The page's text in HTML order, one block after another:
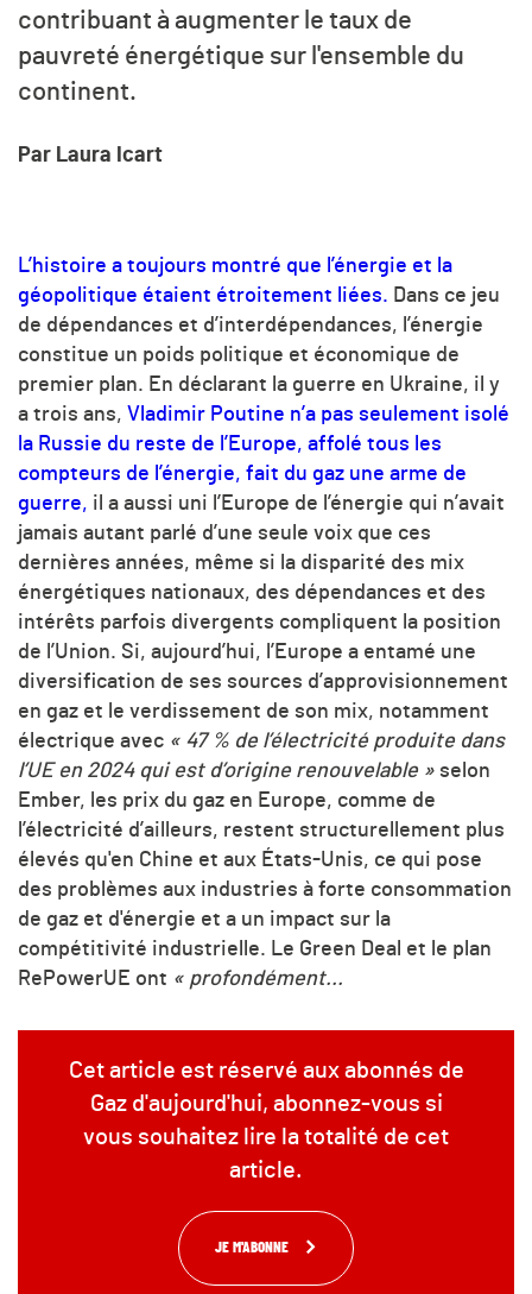
contribuant à augmenter le taux de
pauvreté énergétique sur l'ensemble du
continent.
Par Laura Icart
L’histoire a toujours montré que l’énergie et la
géopolitique étaient étroitement liées. Dans ce jeu
de dépendances et d’interdépendances, l’énergie
constitue un poids politique et économique de
premier plan. En déclarant la guerre en Ukraine, il y
a trois ans, Vladimir Poutine n’a pas seulement isolé
la Russie du reste de l’Europe, affolé tous les
compteurs de l’énergie, fait du gaz une arme de
guerre, il a aussi uni l’Europe de l’énergie qui n’avait
jamais autant parlé d’une seule voix que ces
dernières années, même si la disparité des mix
énergétiques nationaux, des dépendances et des
intérêts parfois divergents compliquent la position
de l’Union. Si, aujourd’hui, l’Europe a entamé une
diversification de ses sources d’approvisionnement
en gaz et le verdissement de son mix, notamment
électrique avec « 47 % de l’électricité produite dans
l’UE en 2024 qui est d’origine renouvelable » selon
Ember, les prix du gaz en Europe, comme de
l’électricité d’ailleurs, restent structurellement plus
élevés qu'en Chine et aux États-Unis, ce qui pose
des problèmes aux industries à forte consommation
de gaz et d'énergie et a un impact sur la
compétitivité industrielle. Le Green Deal et le plan
RePowerUE ont « profondément...
Cet article est réservé aux abonnés de
Gaz d'aujourd'hui, abonnez-vous si
vous souhaitez lire la totalité de cet
article.
JE M'ABONNE